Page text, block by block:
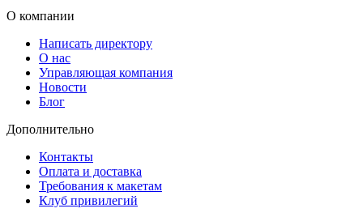
флаерами и расчетницами.
Удобная доставка без задержек
Получите заказ в удобное для вас время: бесплатно в пунктах
выдачи Copy.ru, через СДЭК (в пункт выдачи или курьером),
воспользуйтесь срочной курьерской доставкой в день
повреждений.
О компании
Написать директору
О нас
Управляющая компания
Новости
Блог
Дополнительно
Контакты
Оплата и доставка
Требования к макетам
Клуб привилегий